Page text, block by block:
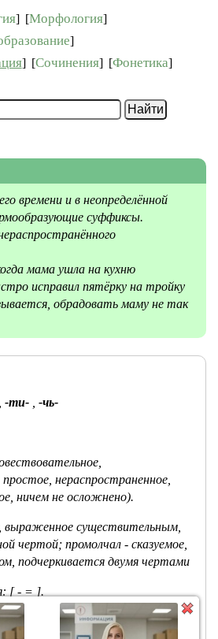
] [Морфология]
]
] [Сочинения] [Фонетика]
времени и в неопределённой
суффиксы.
мама ушла на кухню
исправил пятёрку на тройку
обрадовать маму не так
-ти-, -чь-
нераспространенное,
ничем не осложнено).
выраженное существительным,
чертой; промолчал - сказуемое,
подчеркивается двумя чертами
[ - = ].